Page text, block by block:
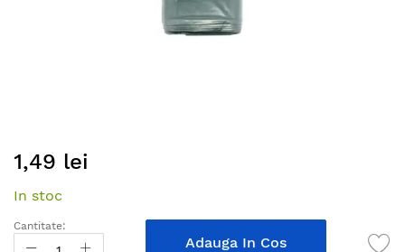
to
beginning
of
1,49 lei
In stoc
Cantitate:
Adauga In Cos